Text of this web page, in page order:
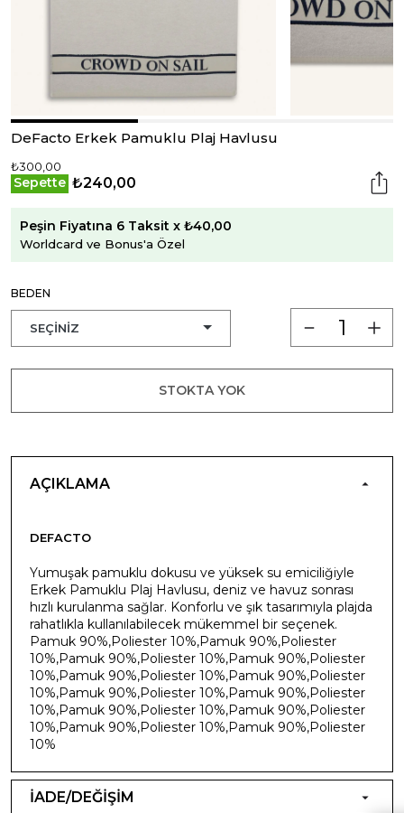
DeFacto Erkek Pamuklu Plaj Havlusu
₺300,00
Sepette ₺240,00
Peşin Fiyatına 6 Taksit x ₺40,00
Worldcard ve Bonus'a Özel
BEDEN
STOKTA YOK
AÇIKLAMA
DEFACTO
Yumuşak pamuklu dokusu ve yüksek su emiciliğiyle
Erkek Pamuklu Plaj Havlusu, deniz ve havuz sonrası
hızlı kurulanma sağlar. Konforlu ve şık tasarımıyla plajda
rahatlıkla kullanılabilecek mükemmel bir seçenek.
Pamuk 90%,Poliester 10%,Pamuk 90%,Poliester
10%,Pamuk 90%,Poliester 10%,Pamuk 90%,Poliester
10%,Pamuk 90%,Poliester 10%,Pamuk 90%,Poliester
10%,Pamuk 90%,Poliester 10%,Pamuk 90%,Poliester
10%,Pamuk 90%,Poliester 10%,Pamuk 90%,Poliester
10%,Pamuk 90%,Poliester 10%,Pamuk 90%,Poliester
10%
İADE/DEĞİŞİM